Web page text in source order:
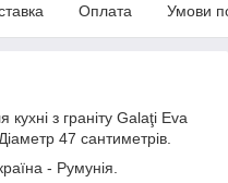
Оплата Умови
з граніту Galaţi Eva
47 сантиметрів.
- Румунія.